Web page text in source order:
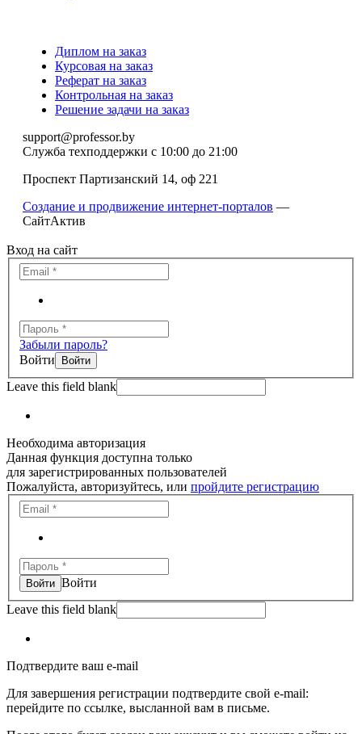
Диплом на заказ
Курсовая на заказ
Реферат на заказ
Контрольная на заказ
Решение задачи на заказ
support@professor.by
Служба техподдержки с 10:00 до 21:00
Проспект Партизанский 14, оф 221
Создание и продвижение интернет-порталов —
СайтАктив
Вход на сайт
Забыли пароль?
Войти
Leave this field blank
Необходима авторизация
Данная функция доступна только
для зарегистрированных пользователей
Пожалуйста, авторизуйтесь, или пройдите регистрацию
Войти
Leave this field blank
Подтвердите ваш e-mail
Для завершения регистрации подтвердите свой e-mail:
перейдите по ссылке, высланной вам в письме.